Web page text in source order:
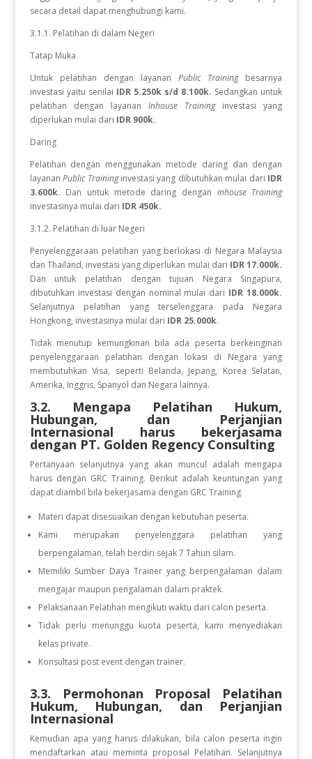
secara detail dapat menghubungi kami.
3.1.1. Pelatihan di dalam Negeri
Tatap Muka
Untuk pelatihan dengan layanan Public Trainingbesarnya
investasi yaitu senilai IDR 5.250k s/d 8.100k. Sedangkan untuk
pelatihan dengan layanan Inhouse Training investasi yang
diperlukan mulai dari IDR 900k.
Daring
Pelatihan dengan menggunakan metode daring dan dengan
layananPublic Traininginvestasi yang dibutuhkan mulai dari IDR
3.600k. Dan untuk metode daring dengan inhouse Training
investasinya mulai dari IDR 450k.
3.1.2. Pelatihan di luar Negeri
Penyelenggaraan pelatihan yang berlokasi di Negara Malaysia
dan Thailand, investasi yang diperlukan mulai dari IDR 17.000k.
Dan
untuk pelatihan dengan tujuan Negara
Singapura,
dibutuhkan investasi dengan nominal mulai dari IDR 18.000k.
Selanjutnya pelatihan yang terselenggara pada Negara
Hongkong, investasinya mulai dari IDR 25.000k.
Tidak menutup kemungkinan bila ada peserta berkeinginan
penyelenggaraan pelatihan dengan lokasi di Negara yang
membutuhkan Visa, seperti Belanda, Jepang, Korea Selatan,
Amerika, Inggris, Spanyol dan Negara lainnya.
3.2. Mengapa Pelatihan Hukum,
Hubungan, dan Perjanjian
Internasional harus bekerjasama
dengan PT. Golden Regency Consulting
Pertanyaan selanjutnya yang akan muncul adalah mengapa
harus dengan GRC Training. Berikut adalah keuntungan yang
dapat diambil bila bekerjasama dengan GRC Training.
Materi dapat disesuaikan dengan kebutuhan peserta.
Kami merupakan penyelenggara pelatihan yang
berpengalaman, telah berdiri sejak 7 Tahun silam.
Memiliki Sumber Daya Trainer yang berpengalaman dalam
mengajar maupun pengalaman dalam praktek.
Pelaksanaan Pelatihan mengikuti waktu dari calon peserta.
Tidak perlu menunggu kuota peserta, kami menyediakan
kelas private.
Konsultasi post event dengan trainer.
3.3. Permohonan Proposal Pelatihan
Hukum, Hubungan, dan Perjanjian
Internasional
Kemudian apa yang harus dilakukan, bila calon peserta ingin
mendaftarkan atau meminta proposal Pelatihan. Selanjutnya